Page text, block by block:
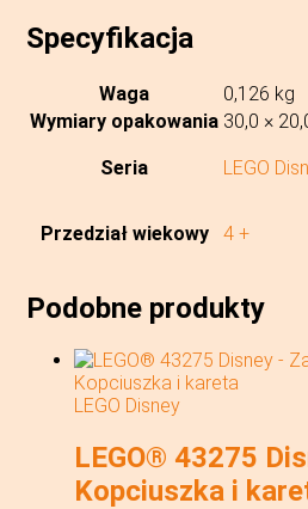
Specyfikacja
Waga
0,126 kg
Wymiary opakowania 30,0 ×
Seria LEGO
Przedział wiekowy 4 +
Podobne produkty
LEGO Disney
LEGO® 43275
Kopciuszka i